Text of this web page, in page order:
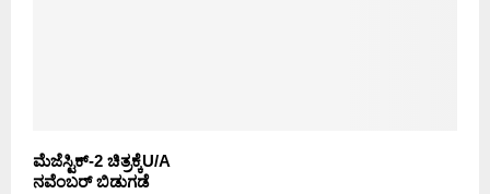
ಮೆಜೆಸ್ಟಿಕ್-2 ಚಿತ್ರಕ್ಕೆU/A
ನವೆಂಬರ್ ಬಿಡುಗಡೆ